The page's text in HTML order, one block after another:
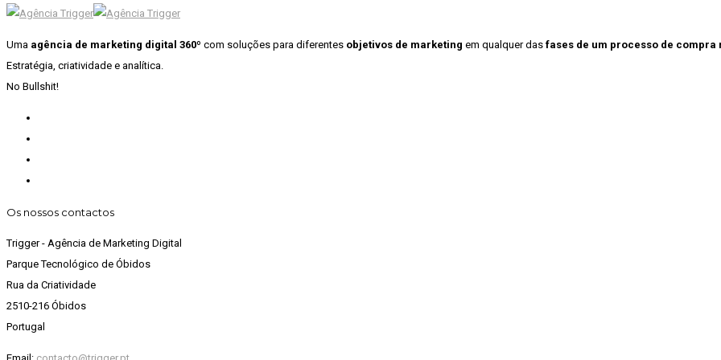
Uma agência de marketing digital 360º com soluções para diferentes objetivos de marketing em qualquer das fases de um processo de compra
Estratégia, criatividade e analítica.
No Bullshit!
Os nossos contactos
Trigger - Agência de Marketing Digital
Parque Tecnológico de Óbidos
Rua da Criatividade
2510-216 Óbidos
Portugal